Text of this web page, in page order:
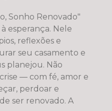
Sonho Renovado"
esperança. Nele
reflexões e
seu casamento e
planejou. Não
— com fé, amor e
perdoar e